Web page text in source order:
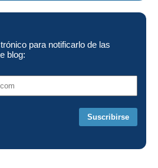
para notificarlo de las
blog: